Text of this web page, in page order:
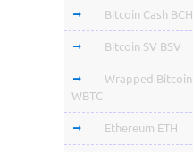
Bitcoin Cash BCH
Bitcoin SV BSV
Wrapped Bitcoin
WBTC
Ethereum ETH